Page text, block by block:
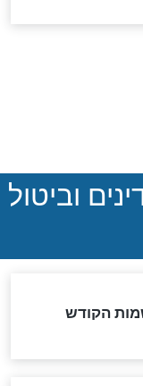
מילואים
ועם הרבה
כתב היד
התגלה